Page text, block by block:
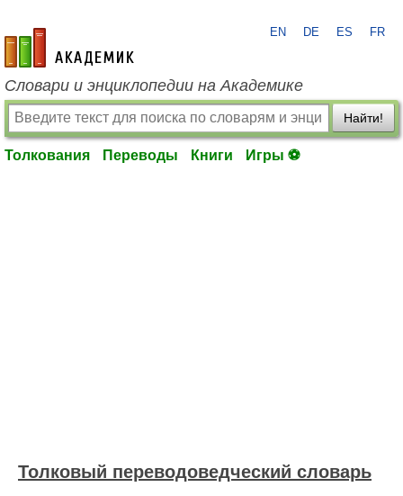
academic.ru
EN DE ES FR
Словари и энциклопедии на Академике
Найти!
Толкования Переводы Книги Игры ⚽
Толковый переводоведческий словарь